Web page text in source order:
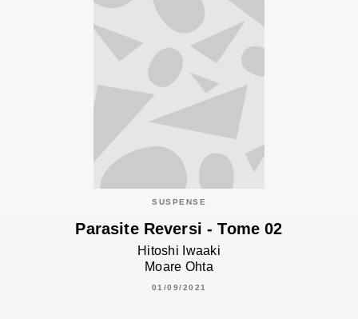
SUSPENSE
Parasite Reversi - Tome 02
Hitoshi Iwaaki
Moare Ohta
01/09/2021